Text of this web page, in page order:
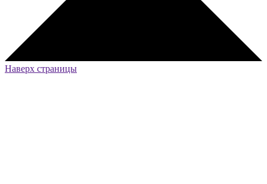
Наверх страницы